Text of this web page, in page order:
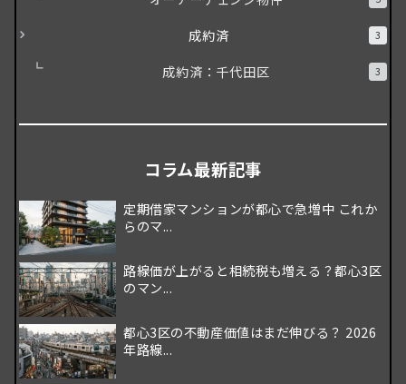
成約済 3
成約済：千代田区 3
コラム最新記事
定期借家マンションが都心で急増中 これか
らのマ...
路線価が上がると相続税も増える？都心3区
のマン...
都心3区の不動産価値はまだ伸びる？ 2026
年路線...